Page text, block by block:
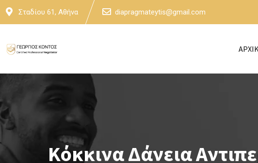
Skip
Σταδίου 61, Αθήνα diapragmateytis@gmail.com
Κόκκινα Δάνεια